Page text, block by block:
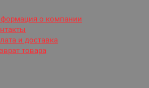
о компании
и доставка
товара